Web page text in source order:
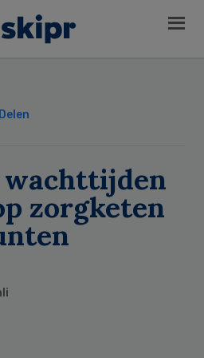
Delen
wachttijden
zorgketen